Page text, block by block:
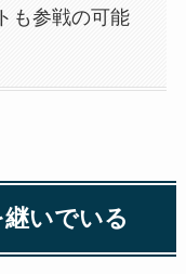
も参戦の可能
いでいる